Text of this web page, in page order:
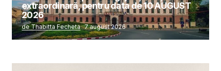
extraordinară, pentru data de 10 AUGUST
2026
de Thabitta Fecheta 7 august 2026